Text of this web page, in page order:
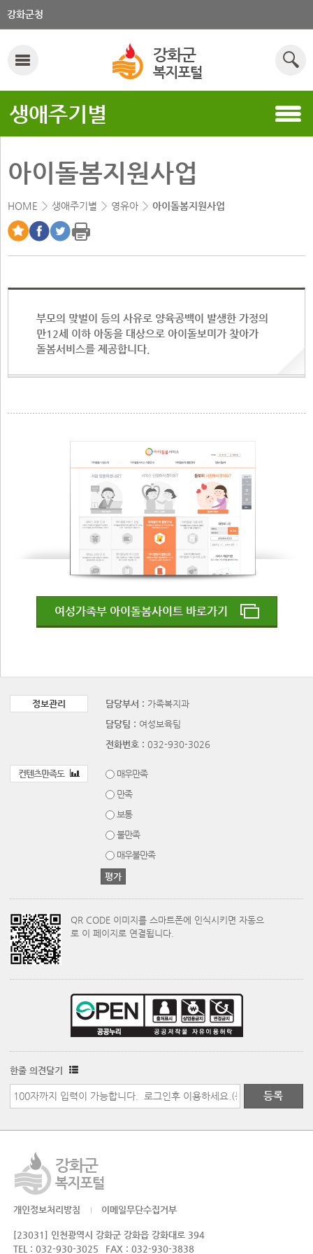
강화군청
생애주기별
아이돌봄지원사업
HOME 생애주기별 영유아 아이돌봄지원사업
부모의 맞벌이 등의 사유로 양육공백이 발생한 가정의
만12세 이하 아동을 대상으로 아이돌보미가 찾아가
돌봄서비스를 제공합니다.
여성가족부 아이돌봄사이트 바로가기
정보관리 담당부서 : 가족복지과
담당팀 : 여성보육팀
전화번호 : 032-930-3026
컨텐츠만족도
매우만족
만족
보통
불만족
매우불만족
QR CODE 이미지를 스마트폰에 인식시키면 자동으
로 이 페이지로 연결됩니다.
한줄 의견달기
개인정보처리방침 이메일무단수집거부
[23031] 인천광역시 강화군 강화읍 강화대로 394
TEL : 032-930-3025
FAX : 032-930-3838